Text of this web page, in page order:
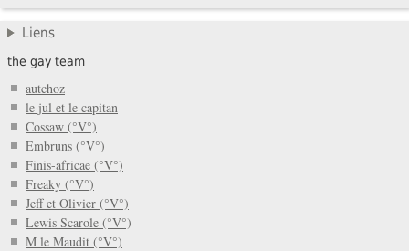
Liens
the gay team
autchoz
le jul et le capitan
Cossaw (°V°)
Embruns (°V°)
Finis-africae (°V°)
Freaky (°V°)
Jeff et Olivier (°V°)
Lewis Scarole (°V°)
M le Maudit (°V°)